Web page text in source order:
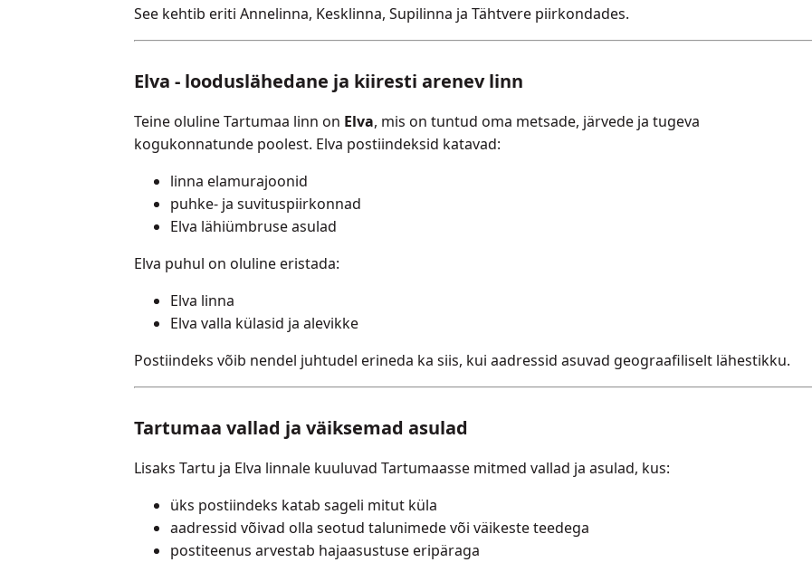
See kehtib eriti Annelinna, Kesklinna, Supilinna ja Tähtvere piirkondades.
Elva - looduslähedane ja kiiresti arenev linn
Teine oluline Tartumaa linn on Elva, mis on tuntud oma metsade, järvede ja tugeva
kogukonnatunde poolest. Elva postiindeksid katavad:
linna elamurajoonid
puhke- ja suvituspiirkonnad
Elva lähiümbruse asulad
Elva puhul on oluline eristada:
Elva linna
Elva valla külasid ja alevikke
Postiindeks võib nendel juhtudel erineda ka siis, kui aadressid asuvad geograafiliselt lähestikku.
Tartumaa vallad ja väiksemad asulad
Lisaks Tartu ja Elva linnale kuuluvad Tartumaasse mitmed vallad ja asulad, kus:
üks postiindeks katab sageli mitut küla
aadressid võivad olla seotud talunimede või väikeste teedega
postiteenus arvestab hajaasustuse eripäraga